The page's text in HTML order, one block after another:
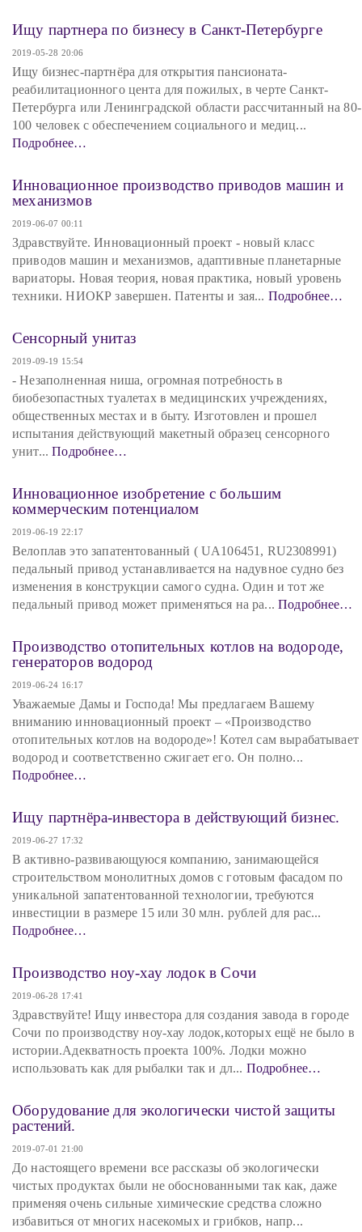
Ищу партнера по бизнесу в Санкт-Петербурге
2019-05-28 20:06
Ищу бизнес-партнёра для открытия пансионата-
реабилитационного цента для пожилых, в черте Санкт-
Петербурга или Ленинградской области рассчитанный на 80-
100 человек с обеспечением социального и медиц...
Подробнее…
Инновационное производство приводов машин и
механизмов
2019-06-07 00:11
Здравствуйте. Инновационный проект - новый класс
приводов машин и механизмов, адаптивные планетарные
вариаторы. Новая теория, новая практика, новый уровень
техники. НИОКР завершен. Патенты и зая... Подробнее…
Сенсорный унитаз
2019-09-19 15:54
- Незаполненная ниша, огромная потребность в
биобезопастных туалетах в медицинских учреждениях,
общественных местах и в быту. Изготовлен и прошел
испытания действующий макетный образец сенсорного
унит...Подробнее…
Инновационное изобретение с большим
коммерческим потенциалом
2019-06-19 22:17
Велоплав это запатентованный ( UA106451, RU2308991)
педальный привод устанавливается на надувное судно без
изменения в конструкции самого судна. Один и тот же
педальный привод может применяться на ра...Подробнее…
Производство отопительных котлов на водороде,
генераторов водород
2019-06-24 16:17
Уважаемые Дамы и Господа! Мы предлагаем Вашему
вниманию инновационный проект – «Производство
отопительных котлов на водороде»! Котел сам вырабатывает
водород и соответственно сжигает его. Он полно...
Подробнее…
Ищу партнёра-инвестора в действующий бизнес.
2019-06-27 17:32
В активно-развивающуюся компанию, занимающейся
строительством монолитных домов с готовым фасадом по
уникальной запатентованной технологии, требуются
инвестиции в размере 15 или 30 млн. рублей для рас...
Подробнее…
Производство ноу-хау лодок в Сочи
2019-06-28 17:41
Здравствуйте! Ищу инвестора для создания завода в городе
Сочи по производству ноу-хау лодок,которых ещё не было в
истории.Адекватность проекта 100%. Лодки можно
использовать как для рыбалки так и дл... Подробнее…
Оборудование для экологически чистой защиты
растений.
2019-07-01 21:00
До настоящего времени все рассказы об экологически
чистых продуктах были не обоснованными так как, даже
применяя очень сильные химические средства сложно
избавиться от многих насекомых и грибков, напр...